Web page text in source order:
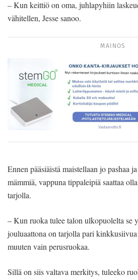
– Kun keittiö on oma, juhlapyhiin
vähitellen, Jesse sanoo.
MAINOS
Ennen pääsiäistä maistellaan jo pashaa
mämmiä, vappuna tippaleipiä saattaa
tarjolla.
– Kun ruoka tulee talon ulkopuolelta se
jouluaattona on tarjolla pari
muuten vain perusruokaa.
Sillä on siis valtava merkitys, tuleeko